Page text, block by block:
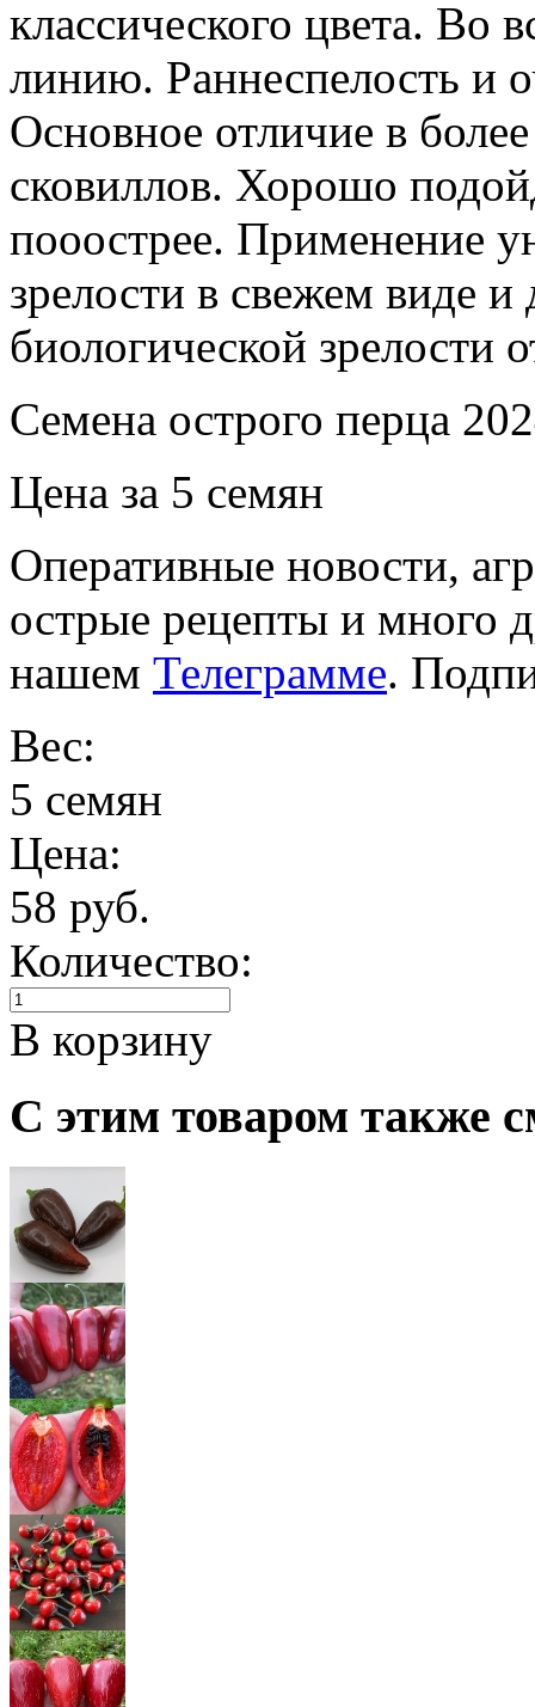
классического цвета. Во
линию. Раннеспелость и
Основное отличие в
сковиллов. Хорошо
пооострее. Применение
зрелости в свежем виде
биологической зрелости
Семена острого перца
Цена за 5 семян
Оперативные новости,
острые рецепты и много
нашем Телеграмме.
Вес:
5 семян
Цена:
58 руб.
Количество:
В корзину
С этим товаром также